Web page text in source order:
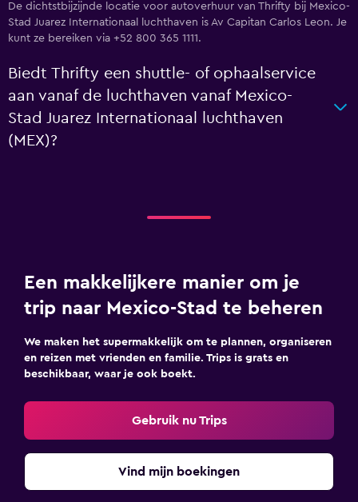
De dichtstbijzijnde locatie voor autoverhuur van Thrifty bij Mexico-
Stad Juarez Internationaal luchthaven is Av Capitan Carlos Leon. Je
kunt ze bereiken via +52 800 365 1111.
Biedt Thrifty een shuttle- of ophaalservice
aan vanaf de luchthaven vanaf Mexico-
Stad Juarez Internationaal luchthaven
(MEX)?
Een makkelijkere manier om je
trip naar Mexico-Stad te beheren
We maken het supermakkelijk om te plannen, organiseren
en reizen met vrienden en familie. Trips is grats en
beschikbaar, waar je ook boekt.
Gebruik nu Trips
Vind mijn boekingen